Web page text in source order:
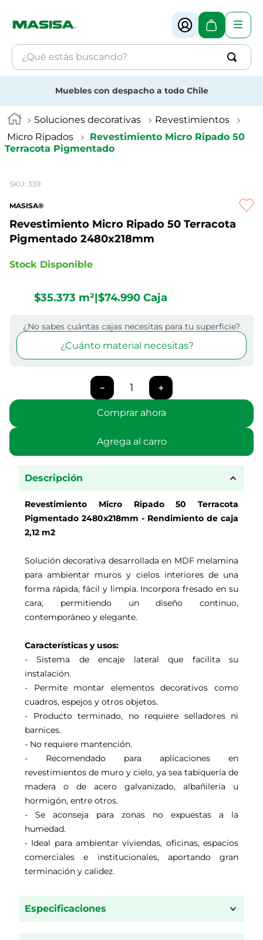
¿Qué estás buscando?
Muebles con despacho a todo Chile
Soluciones decorativas
Revestimientos
Micro Ripados
Revestimiento Micro Ripado 50
Terracota Pigmentado
SKU: 339
MASISA®
Revestimiento Micro Ripado 50 Terracota
Pigmentado 2480x218mm
Stock Disponible
$35.373 m²|$74.990 Caja
¿No sabes cuántas cajas necesitas para tu superficie?
¿Cuánto material necesitas?
＋
－
Agrega al carro
Comprar ahora
Descripción
Revestimiento Micro Ripado 50 Terracota
Pigmentado 2480x218mm - Rendimiento de caja
2,12 m2
Solución decorativa desarrollada en MDF melamina
para ambientar muros y cielos interiores de una
forma rápida, fácil y limpia. Incorpora fresado en su
cara, permitiendo un diseño continuo,
contemporáneo y elegante.
Características y usos:
- Sistema de encaje lateral que facilita su
instalación.
- Permite montar elementos decorativos como
cuadros, espejos y otros objetos.
- Producto terminado, no requiere selladores ni
barnices.
- No requiere mantención.
- Recomendado para aplicaciones en
revestimientos de muro y cielo, ya sea tabiquería de
madera o de acero galvanizado, albañilería u
hormigón, entre otros.
- Se aconseja para zonas no expuestas a la
humedad.
- Ideal para ambientar viviendas, oficinas, espacios
comerciales e institucionales, aportando gran
terminación y calidez.
Especificaciones
1.
muebles
3.
revestimiento